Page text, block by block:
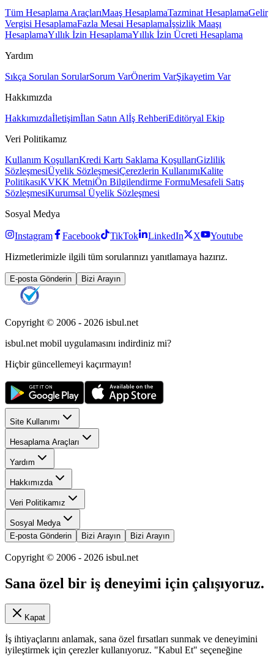
Tüm Hesaplama AraçlarıMaaş HesaplamaTazminat HesaplamaGelir
Vergisi HesaplamaFazla Mesai Hesaplamaİşsizlik Maaşı
HesaplamaYıllık İzin HesaplamaYıllık İzin Ücreti Hesaplama
Yardım
Sıkça Sorulan SorularSorum VarÖnerim VarŞikayetim Var
Hakkımızda
Hakkımızdaİletişimİlan Satın Alİş RehberiEditöryal Ekip
Veri Politikamız
Kullanım KoşullarıKredi Kartı Saklama KoşullarıGizlilik
SözleşmesiÜyelik SözleşmesiÇerezlerin KullanımıKalite
PolitikasıKVKK MetniÖn Bilgilendirme FormuMesafeli Satış
SözleşmesiKurumsal Üyelik Sözleşmesi
Sosyal Medya
Instagram Facebook TikTok LinkedIn X
Youtube
Hizmetlerimizle ilgili tüm sorularınızı yanıtlamaya hazırız.
E-posta Gönderin Bizi Arayın
Copyright © 2006 - 2026 isbul.net
isbul.net mobil uygulamasını indirdiniz mi?
Hiçbir güncellemeyi kaçırmayın!
Site Kullanımı
Hesaplama Araçları
Yardım
Hakkımızda
Veri Politikamız
Sosyal Medya
E-posta Gönderin
Bizi Arayın Bizi Arayın
Copyright © 2006 - 2026 isbul.net
Sana özel bir iş deneyimi için çalışıyoruz.
Kapat
İş ihtiyaçlarını anlamak, sana özel fırsatları sunmak ve deneyimini
iyileştirmek için çerezler kullanıyoruz. "Kabul Et" seçeneğine